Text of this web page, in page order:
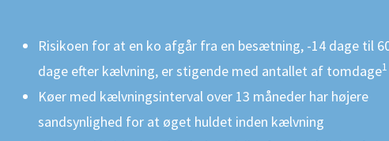
Risikoen for at en ko afgår fra en besætning, -14 dage til
dage efter kælvning, er stigende med antallet af tomdage1
Køer med kælvningsinterval over 13 måneder har højere
sandsynlighed for at øget huldet inden kælvning